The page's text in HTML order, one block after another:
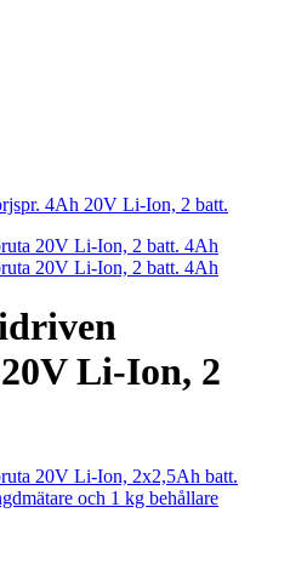
4Ah 20V Li-Ion, 2 batt.
Li-Ion, 2